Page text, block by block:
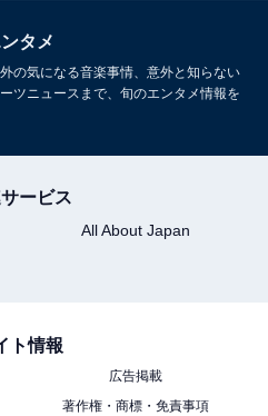
事件隠蔽を指示した人物が
ため蛍原や眞人に協力を依
小澤征悦）からは「幹事長
れます。一方、眞人をめぐ
てしまった蛍原は、あるこ
タメ
の気になる音楽事情、意外と知らない
ツニュースまで、旬のエンタメ情報を
ービス
All About Japan
ト情報
広告掲載
著作権・商標・免責事項